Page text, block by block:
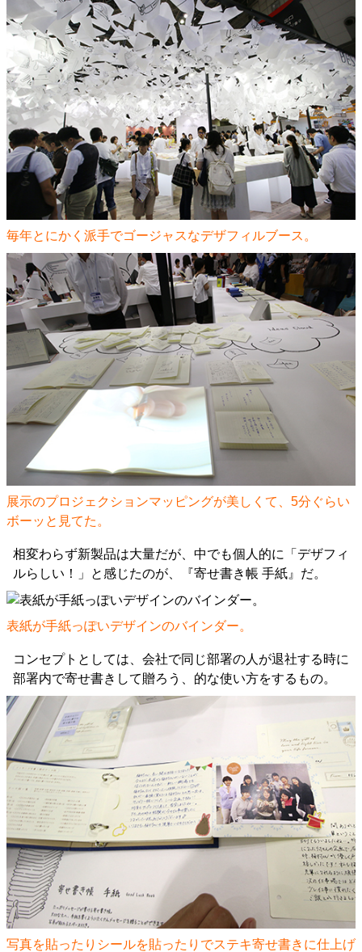
毎年とにかく派手でゴージャスなデザフィルブース。
展示のプロジェクションマッピングが美しくて、5分ぐらい
ボーッと見てた。
相変わらず新製品は大量だが、中でも個人的に「デザフィ
ルらしい！」と感じたのが、『寄せ書き帳 手紙』だ。
表紙が手紙っぽいデザインのバインダー。
コンセプトとしては、会社で同じ部署の人が退社する時に
部署内で寄せ書きして贈ろう、的な使い方をするもの。
写真を貼ったりシールを貼ったりでステキ寄せ書きに仕上げ